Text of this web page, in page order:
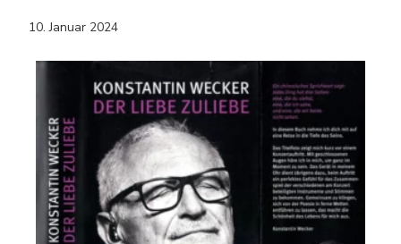
10. Januar 2024